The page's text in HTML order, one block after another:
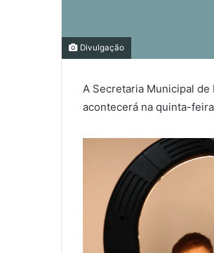
Divulgação
A Secretaria Municipal
acontecerá na quinta-